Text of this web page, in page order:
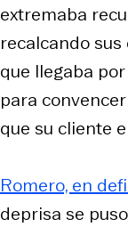
extremaba
recalcando
que llegaba
para
que su cliente
Romero, en
deprisa se